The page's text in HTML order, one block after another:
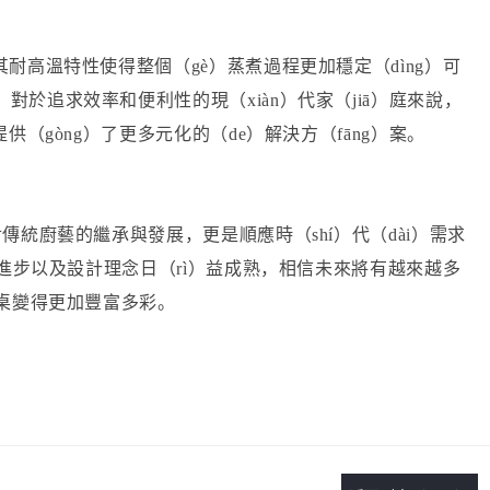
高溫特性使得整個（gè）蒸煮過程更加穩定（dìng）可
於追求效率和便利性的現（xiàn）代家（jiā）庭來說，
（gòng）了更多元化的（de）解決方（fāng）案。
統廚藝的繼承與發展，更是順應時（shí）代（dài）需求
步以及設計理念日（rì）益成熟，相信未來將有越來越多
得更加豐富多彩。